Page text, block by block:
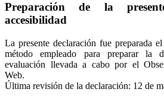
Preparación de la
accesibilidad
La presente declaración fue preparada
método empleado para preparar la
evaluación llevada a cabo por el
Web.
Última revisión de la declaración: 12 de